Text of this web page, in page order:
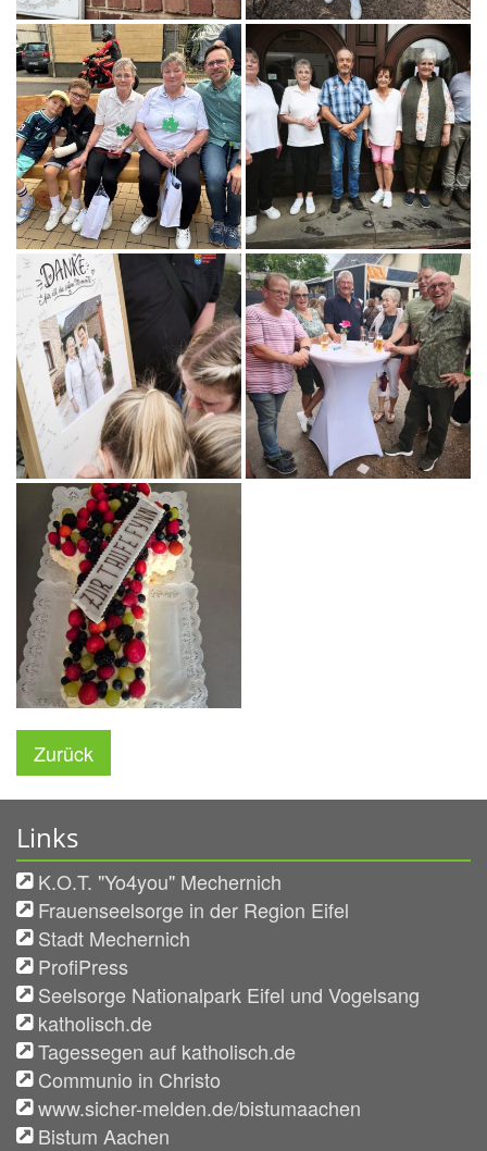
Zurück
Links
K.O.T. "Yo4you" Mechernich
Frauenseelsorge in der Region Eifel
Stadt Mechernich
ProfiPress
Seelsorge Nationalpark Eifel und Vogelsang
katholisch.de
Tagessegen auf katholisch.de
Communio in Christo
www.sicher-melden.de/bistumaachen
Bistum Aachen